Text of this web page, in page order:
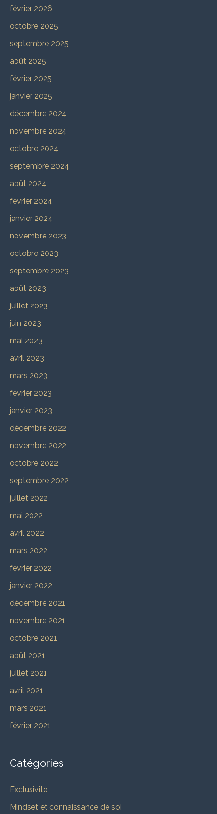
février 2026
octobre 2025
septembre 2025
août 2025
février 2025
janvier 2025
décembre 2024
novembre 2024
octobre 2024
septembre 2024
août 2024
février 2024
janvier 2024
novembre 2023
octobre 2023
septembre 2023
août 2023
juillet 2023
juin 2023
mai 2023
avril 2023
mars 2023
février 2023
janvier 2023
décembre 2022
novembre 2022
octobre 2022
septembre 2022
juillet 2022
mai 2022
avril 2022
mars 2022
février 2022
janvier 2022
décembre 2021
novembre 2021
octobre 2021
août 2021
juillet 2021
avril 2021
mars 2021
février 2021
Catégories
Exclusivité
Mindset et connaissance de soi